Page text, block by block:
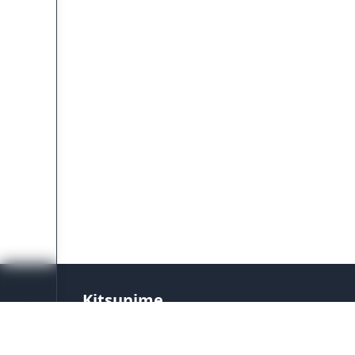
Kitsunime